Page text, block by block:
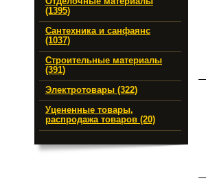
(1395)
Сантехника и санфаянс
(1037)
Строительные материалы
(391)
Электротовары (322)
Уцененные товары,
распродажа товаров (20)